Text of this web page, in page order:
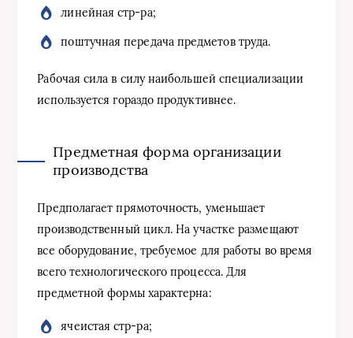
линейная стр-ра;
поштучная передача предметов труда.
Рабочая сила в силу наибольшей специализации
используется гораздо продуктивнее.
Предметная форма организации
производства
Предполагает прямоточность, уменьшает
производственный цикл. На участке размещают
все оборудование, требуемое для работы во время
всего технологического процесса. Для
предметной формы характерна:
ячеистая стр-ра;